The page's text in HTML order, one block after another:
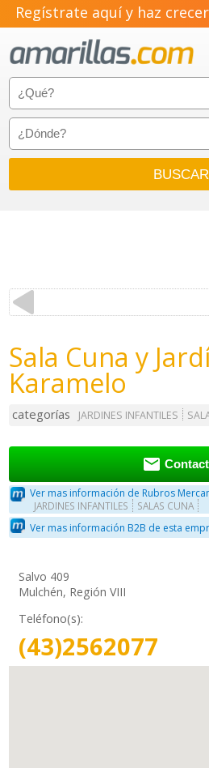
Regístrate aquí y haz
Sala Cuna y
Karamelo
categorías JARDINES INFANTILES

Ver mas información de Rubros
JARDINES INFANTILES SALAS CUNA
Ver mas información B2B de esta
Salvo 409
Mulchén, Región VIII
Teléfono(s):
(43)2562077